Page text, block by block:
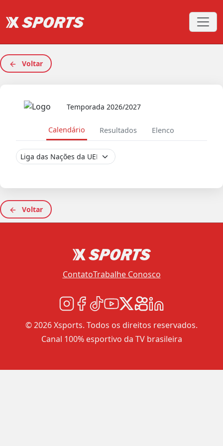
Voltar
Temporada 2026/2027
Calendário Resultados Elenco
Voltar
ContatoTrabalhe Conosco
© 2026 Xsports. Todos os direitos reservados.
Canal 100% esportivo da TV brasileira